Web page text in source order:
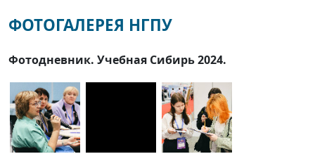
ФОТОГАЛЕРЕЯ НГПУ
Фотодневник. Учебная Сибирь 2024.